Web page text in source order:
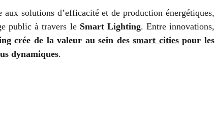
aux solutions d’efficacité et de production énergétiques,
public à travers le Smart Lighting. Entre innovations,
crée de la valeur au sein dessmart citiespour les
dynamiques.